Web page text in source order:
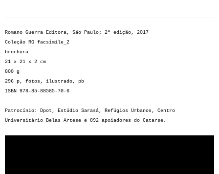
Romano Guerra Editora, São Paulo; 2ª edição, 2017
Coleção RG facsímile_2
brochura
21 x 21 x 2 cm
800 g
296 p, fotos, ilustrado, pb
ISBN 978-85-88585-70-6
Patrocínio: Dpot, Estúdio Sarasá, Refúgios Urbanos, Centro
Universitário Belas Artese e 892 apoiadores do Catarse.